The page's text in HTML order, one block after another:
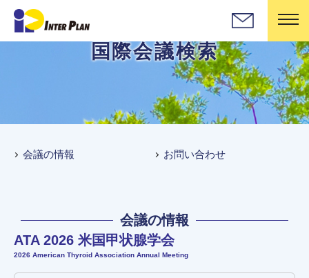
国際会議検索
会議の情報 お問い合わせ
会議の情報
ATA 2026 米国甲状腺学会
2026 American Thyroid Association Annual Meeting